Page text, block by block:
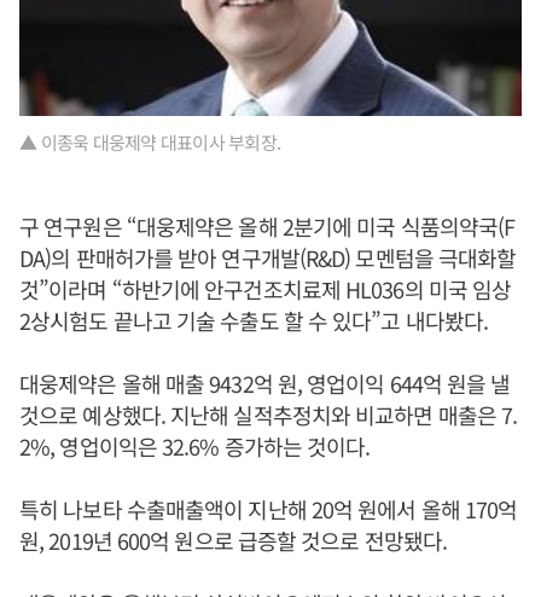
▲ 이종욱 대웅제약 대표이사 부회장.
구 연구원은 “대웅제약은 올해 2분기에 미국 식품의약국(F
DA)의 판매허가를 받아 연구개발(R&D) 모멘텀을 극대화할
것”이라며 “하반기에 안구건조치료제 HL036의 미국 임상
2상시험도 끝나고 기술 수출도 할 수 있다”고 내다봤다.
대웅제약은 올해 매출 9432억 원, 영업이익 644억 원을 낼
것으로 예상했다. 지난해 실적추정치와 비교하면 매출은 7.
2%, 영업이익은 32.6% 증가하는 것이다.
특히 나보타 수출매출액이 지난해 20억 원에서 올해 170억
원, 2019년 600억 원으로 급증할 것으로 전망됐다.